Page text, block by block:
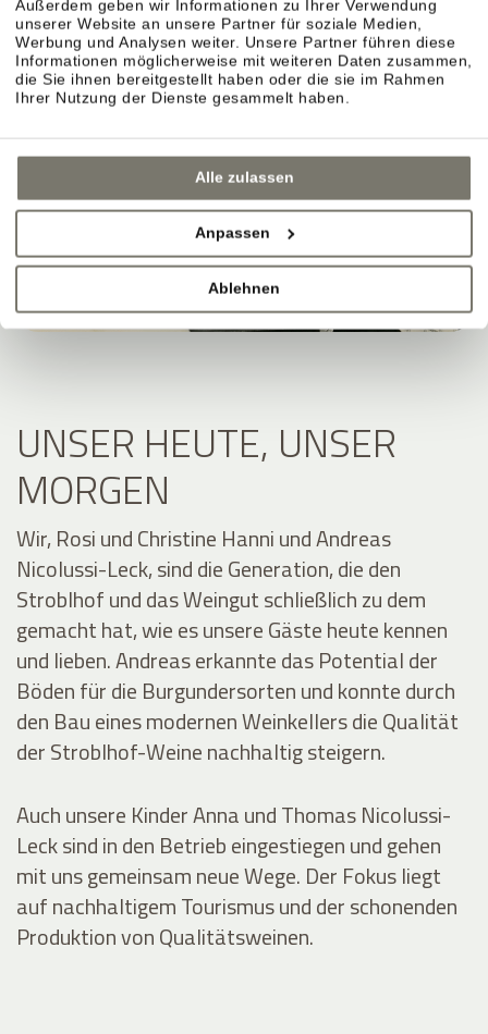
Außerdem geben wir Informationen zu Ihrer Verwendung
unserer Website an unsere Partner für soziale Medien,
Werbung und Analysen weiter. Unsere Partner führen diese
Informationen möglicherweise mit weiteren Daten zusammen,
die Sie ihnen bereitgestellt haben oder die sie im Rahmen
Ihrer Nutzung der Dienste gesammelt haben.
Alle zulassen
Anpassen
Ablehnen
UNSER HEUTE, UNSER
MORGEN
Wir, Rosi und Christine Hanni und Andreas
Nicolussi-Leck, sind die Generation, die den
Stroblhof und das Weingut schließlich zu dem
gemacht hat, wie es unsere Gäste heute kennen
und lieben. Andreas erkannte das Potential der
Böden für die Burgundersorten und konnte durch
den Bau eines modernen Weinkellers die Qualität
der Stroblhof-Weine nachhaltig steigern.
Auch unsere Kinder Anna und Thomas Nicolussi-
Leck sind in den Betrieb eingestiegen und gehen
mit uns gemeinsam neue Wege. Der Fokus liegt
auf nachhaltigem Tourismus und der schonenden
Produktion von Qualitätsweinen.